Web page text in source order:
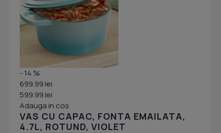
- 14 %
699.99 lei
599.99 lei
Adauga in cos
VAS CU CAPAC, FONTA EMAILATA,
4.7L, ROTUND, VIOLET